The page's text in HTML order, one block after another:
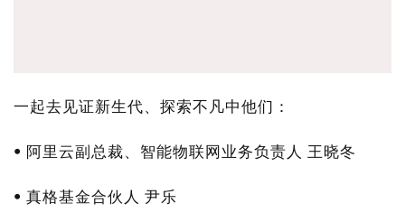
一起去见证新生代、探索不凡中他们：
ꔷ 阿里云副总裁、智能物联网业务负责人 王晓冬
ꔷ 真格基金合伙人 尹乐